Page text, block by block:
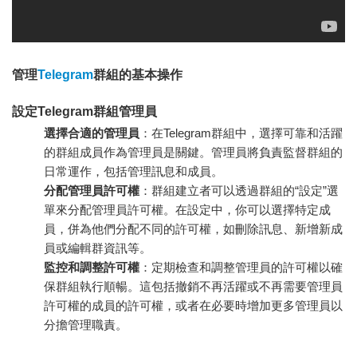
管理Telegram群組的基本操作
設定Telegram群組管理員
選擇合適的管理員 ：在Telegram群組中，選擇可靠和活躍
的群組成員作為管理員是關鍵。管理員將負責監督群組的
日常運作，包括管理訊息和成員。
分配管理員許可權 ：群組建立者可以透過群組的“設定”選
單來分配管理員許可權。在設定中，你可以選擇特定成
員，併為他們分配不同的許可權，如刪除訊息、新增新成
員或編輯群資訊等。
監控和調整許可權 ：定期檢查和調整管理員的許可權以確
保群組執行順暢。這包括撤銷不再活躍或不再需要管理員
許可權的成員的許可權，或者在必要時增加更多管理員以
分擔管理職責。